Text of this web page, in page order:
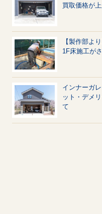
買取価格が
【製作部よ
1F床施工が
インナーガ
ット・デメ
て